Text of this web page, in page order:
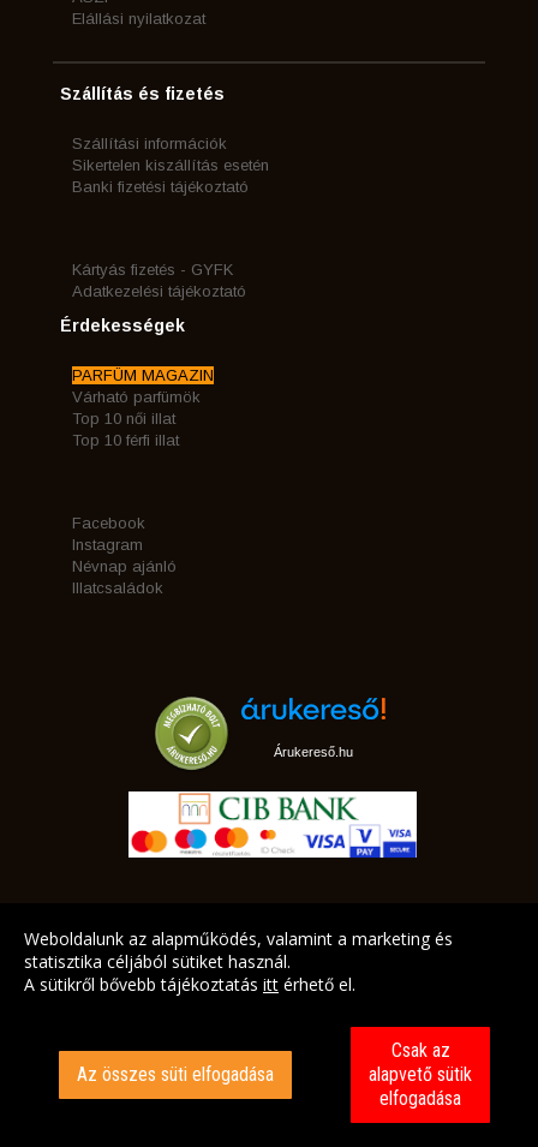
Elállási nyilatkozat
Szállítás és fizetés
Szállítási információk
Sikertelen kiszállítás esetén
Banki fizetési tájékoztató
Kártyás fizetés - GYFK
Adatkezelési tájékoztató
Érdekességek
PARFÜM MAGAZIN
Várható parfümök
Top 10 női illat
Top 10 férfi illat
Facebook
Instagram
Névnap ajánló
Illatcsaládok
Árukereső.hu
A LEGJOBB AJÁNLATAINK AZ ÖN CÍMÉRE!
Weboldalunk az alapműködés, valamint a marketing és
statisztika céljából sütiket használ.
A sütikről bővebb tájékoztatás itt érhető el.
Az összes süti elfogadása
Csak az
alapvető sütik
elfogadása